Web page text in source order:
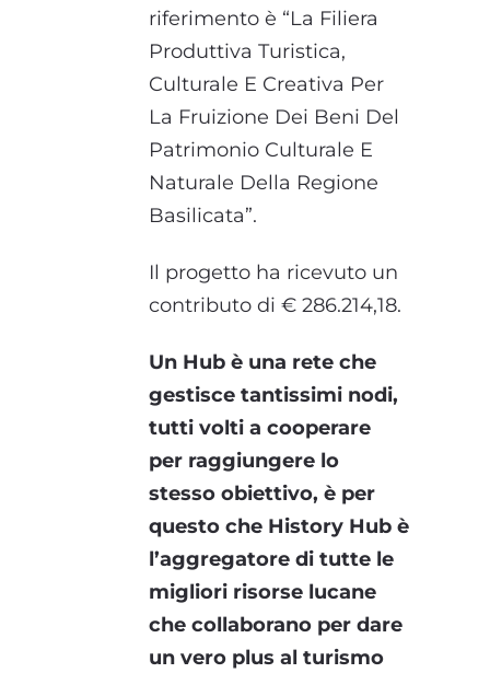
riferimento è “La Filiera
Produttiva Turistica,
Culturale E Creativa Per
La Fruizione Dei Beni Del
Patrimonio Culturale E
Naturale Della Regione
Basilicata”.
Il progetto ha ricevuto un
contributo di € 286.214,18.
Un Hub è una rete che
gestisce tantissimi nodi,
tutti volti a cooperare
per raggiungere lo
stesso obiettivo, è per
questo che History Hub è
l’aggregatore di tutte le
migliori risorse lucane
che collaborano per dare
un vero plus al turismo